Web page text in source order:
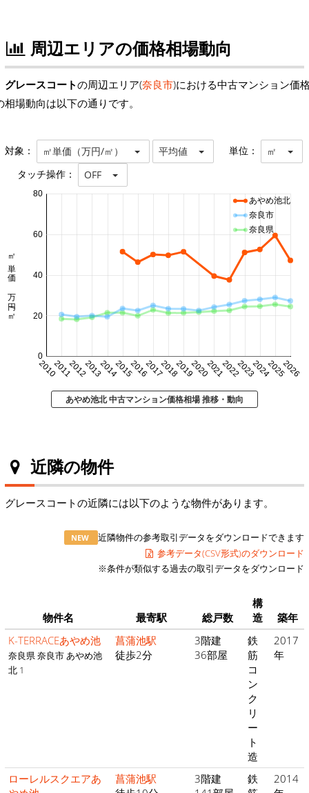
周辺エリアの価格相場動向
グレースコートの周辺エリア(奈良市)における中古マンション価
相場動向は以下の通りです。
対象： ㎡単価（万円/㎡） 平均値 単位： ㎡
タッチ操作： OFF
20102011201220132014201520162017201820192020202120222023202420252026
0
20
40
60
80
㎡単価 万円/㎡
あやめ池北
奈良市
奈良県
あやめ池北 中古マンション価格相場 推移・動向
近隣の物件
グレースコートの近隣には以下のような物件があります。
NEW
近隣物件の参考取引データをダウンロードできます
参考データ(CSV形式)のダウンロード
※条件が類似する過去の取引データをダウンロード
物件名 最寄駅 総戸数
構
造
築年
K-TERRACEあやめ池
奈良県 奈良市 あやめ池
北 1
菖蒲池駅
徒歩2分
3階建
36部屋
鉄
筋
コ
ン
ク
リ
ー
ト
造
2017
年
ローレルスクエアあ
菖蒲池駅
3階建
鉄
2014